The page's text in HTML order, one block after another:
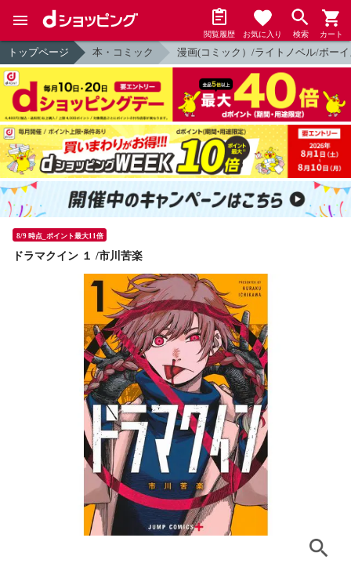
閲覧履歴 お気に入り 検索 カート
トップページ 本・コミック 漫画(コミック）/ライトノベル/ボー
8/9 時点_ポイント最大11倍
ドラマクイン １ /市川苦楽